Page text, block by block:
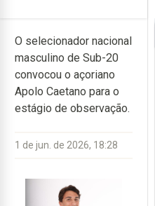
O selecionador nacional
masculino de Sub-20
convocou o açoriano
Apolo Caetano para o
estágio de observação.
1 de jun. de 2026, 18:28